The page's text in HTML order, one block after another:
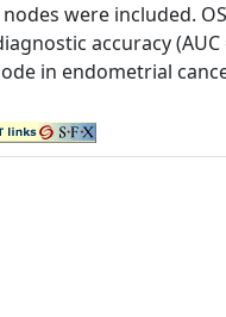
were included.
accuracy (AUC
in endometrial